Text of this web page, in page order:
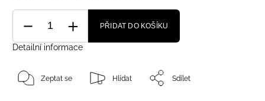
PŘIDAT DO KOŠÍKU
Detailní informace
Zeptat se Hlídat Sdílet